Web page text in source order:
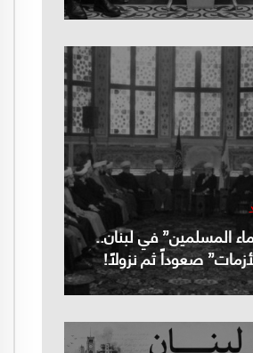
المسلمين” في لبنان..
صعوداً ثم نزولاً!